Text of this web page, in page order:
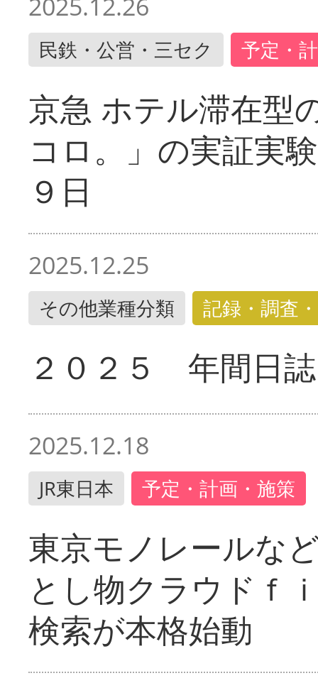
民鉄・公営・三セク 予定・
京急 ホテル滞在型
コロ。」の実証実
９日
2025.12.25
その他業種分類 記録・調査
２０２５ 年間日誌
2025.12.18
JR東日本 予定・計画・施策
東京モノレールな
とし物クラウドｆ
検索が本格始動